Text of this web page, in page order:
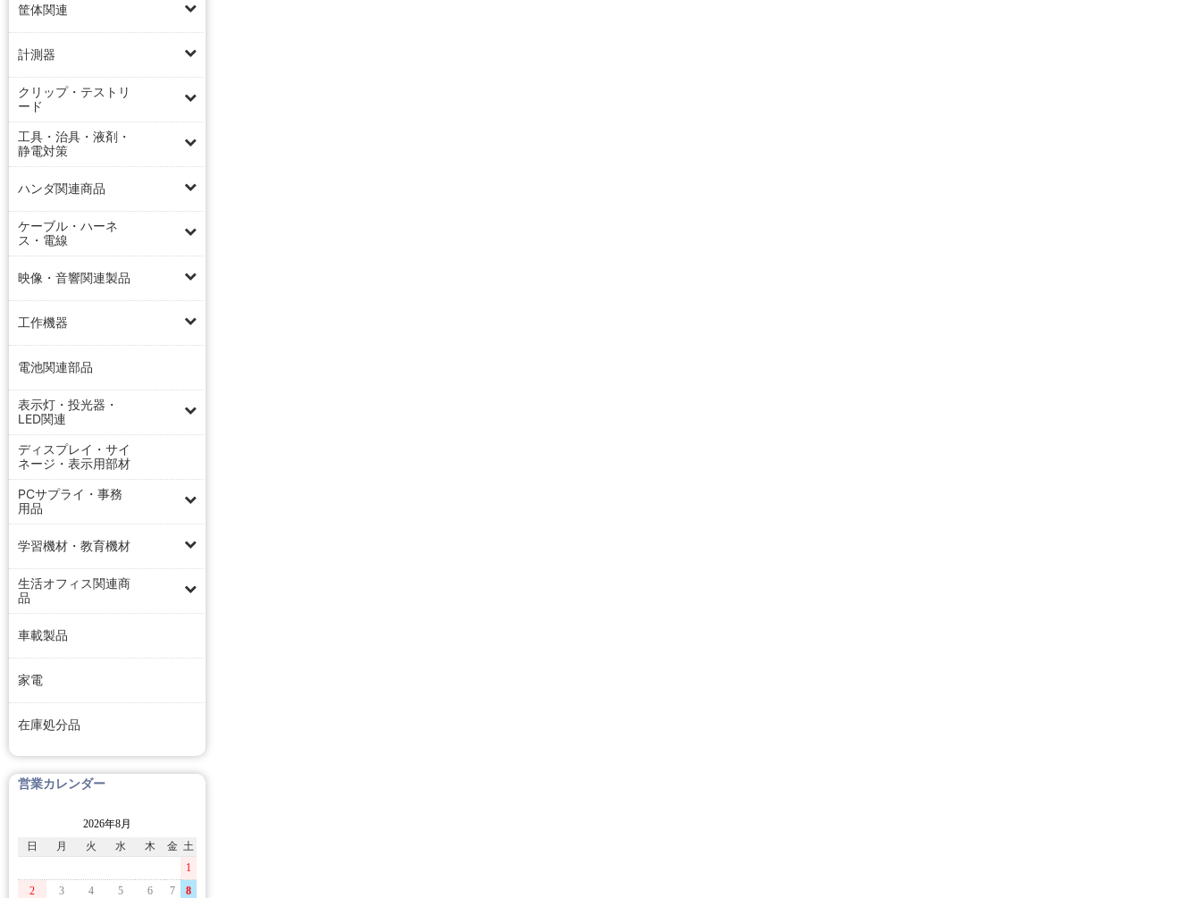
筐体関連
計測器
クリップ・テストリ
ード
工具・治具・液剤・
静電対策
ハンダ関連商品
ケーブル・ハーネ
ス・電線
映像・音響関連製品
工作機器
電池関連部品
表示灯・投光器・
LED関連
ディスプレイ・サイ
ネージ・表示用部材
PCサプライ・事務
用品
学習機材・教育機材
生活オフィス関連商
品
車載製品
家電
在庫処分品
営業カレンダー
2026年8月
日
月 火 水 木 金 土
1
2
3 4 5 6 7
8